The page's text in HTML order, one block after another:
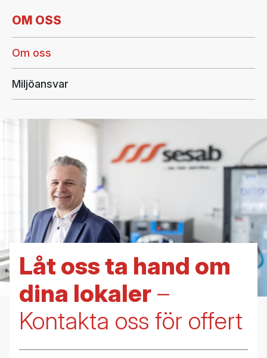
OM OSS
Om oss
Miljöansvar
Låt oss ta hand om
dina lokaler –
Kontakta oss för offert